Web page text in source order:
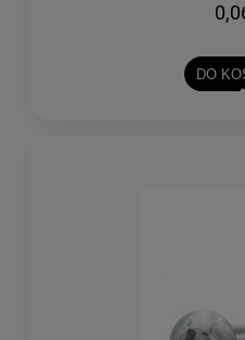
DO